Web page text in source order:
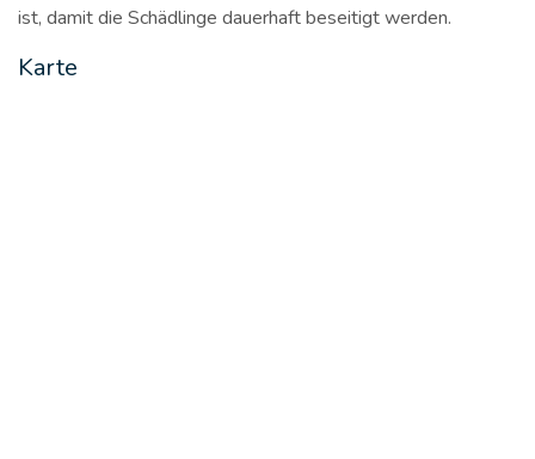
ist, damit die Schädlinge dauerhaft beseitigt werden.
Karte